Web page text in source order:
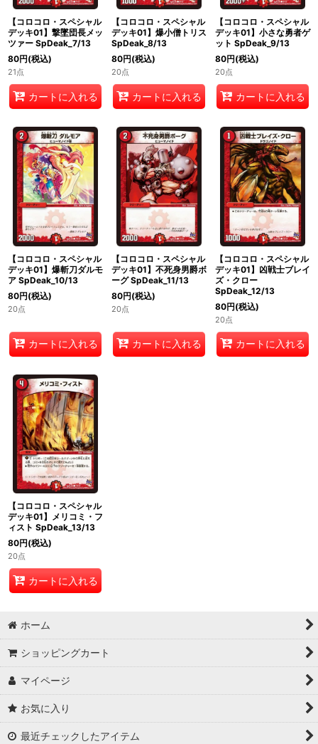
【コロコロ・スペシャル
デッキ01】撃墜団長メッ
ツァー SpDeak_7/13
80円(税込)
21点
カートに入れる
【コロコロ・スペシャル
デッキ01】爆小僧トリス
SpDeak_8/13
80円(税込)
20点
カートに入れる
【コロコロ・スペシャル
デッキ01】小さな勇者ゲ
ット SpDeak_9/13
80円(税込)
20点
カートに入れる
【コロコロ・スペシャル
デッキ01】爆斬刀ダルモ
ア SpDeak_10/13
80円(税込)
20点
カートに入れる
【コロコロ・スペシャル
デッキ01】不死身男爵ボ
ーグ SpDeak_11/13
80円(税込)
20点
カートに入れる
【コロコロ・スペシャル
デッキ01】凶戦士ブレイ
ズ・クロー
SpDeak_12/13
80円(税込)
20点
カートに入れる
【コロコロ・スペシャル
デッキ01】メリコミ・フ
ィスト SpDeak_13/13
80円(税込)
20点
カートに入れる
ホーム
ショッピングカート
マイページ
お気に入り
最近チェックしたアイテム